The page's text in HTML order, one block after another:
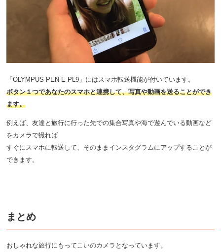
「OLYMPUS PEN E-PL9」にはスマホ転送機能が付いています。
ボタン１つであなたのスマホと連携して、写真や動画を送ることができ
ます。
例えば、友達と旅行に行った先での集合写真や海で遊んでいる動画など
をカメラで撮れば
すぐにスマホに転送して、そのままインスタグラムにアップすることが
できます。
まとめ
おしゃれな旅行にもってこいのカメラとなっています。